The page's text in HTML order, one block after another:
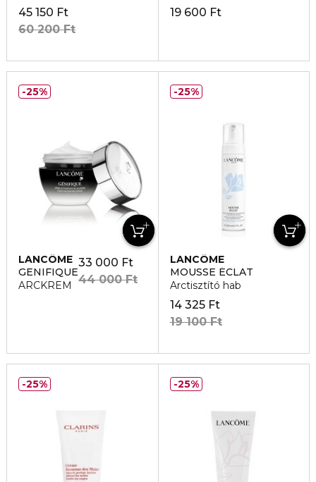
45 150 Ft
60 200 Ft
19 600 Ft
LANCÔME
GENIFIQUE
ARCKREM
33 000 Ft
44 000 Ft
25%
LANCÔME
MOUSSE ÉCLAT
Arctisztító hab
14 325 Ft
19 100 Ft
25%
25% 25%